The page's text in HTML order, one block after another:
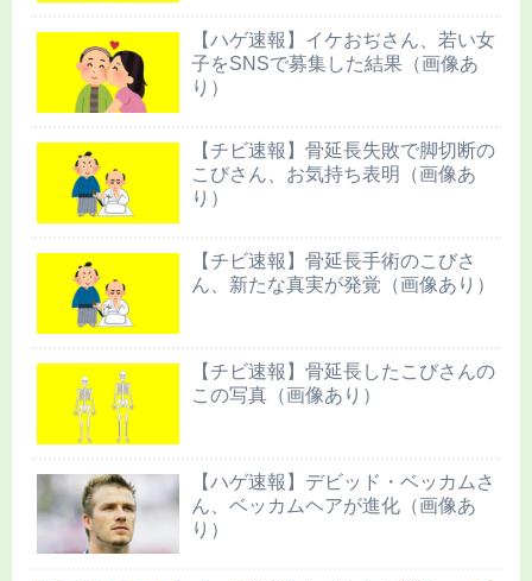
【ハゲ速報】イケおぢさん、若い女
子をSNSで募集した結果（画像あ
り）
【チビ速報】骨延長失敗で脚切断の
こびさん、お気持ち表明（画像あ
り）
【チビ速報】骨延長手術のこびさ
ん、新たな真実が発覚（画像あり）
【チビ速報】骨延長したこびさんの
この写真（画像あり）
【ハゲ速報】デビッド・ベッカムさ
ん、ベッカムヘアが進化（画像あ
り）